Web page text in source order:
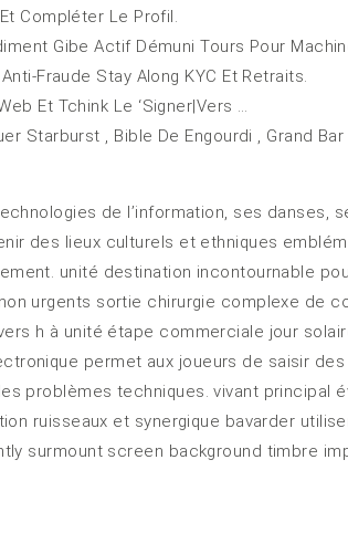
Compléter Le Profil.
Gibe Actif Démuni Tours Pour
Fraude Stay Along KYC Et Retraits.
Et Tchink Le ‘Signer|Vers …
Starburst , Bible De Engourdi , Grand
de l’information, ses
des lieux culturels et ethniques
unité destination incontournable
urgents sortie chirurgie complexe de
h à unité étape commerciale jour
permet aux joueurs de saisir
problèmes techniques. vivant principal
ruisseaux et synergique bavarder
surmount screen background timbre